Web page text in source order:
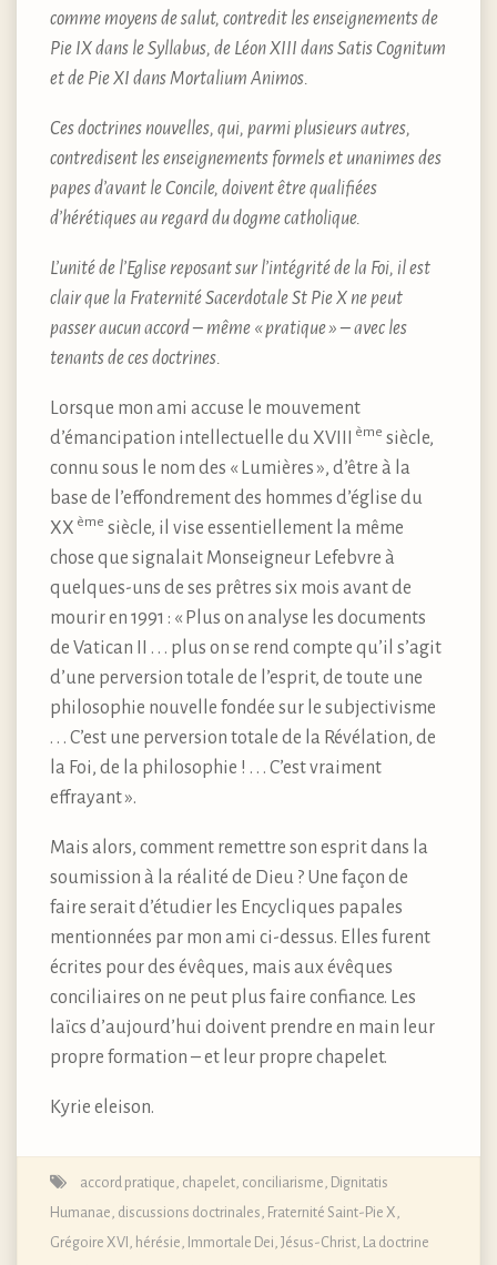
comme moyens de salut, contredit les enseignements de
Pie IX dans le Syllabus, de Léon XIII dans Satis Cognitum
et de Pie XI dans Mortalium Animos.
Ces doctrines nouvelles, qui, parmi plusieurs autres,
contredisent les enseignements formels et unanimes des
papes d’avant le Concile, doivent être qualifiées
d’hérétiques au regard du dogme catholique.
L’unité de l’Eglise reposant sur l’intégrité de la Foi, il est
clair que la Fraternité Sacerdotale St Pie X ne peut
passer aucun accord – même « pratique » – avec les
tenants de ces doctrines.
Lorsque mon ami accuse le mouvement
d’émancipation intellectuelle du XVIII
ème siècle,
connu sous le nom des « Lumières », d’être à la
base de l’effondrement des hommes d’église du
XX ème siècle, il vise essentiellement la même
chose que signalait Monseigneur Lefebvre à
quelques-uns de ses prêtres six mois avant de
mourir en 1991 : « Plus on analyse les documents
de Vatican II . . . plus on se rend compte qu’il s’agit
d’une perversion totale de l’esprit, de toute une
philosophie nouvelle fondée sur le subjectivisme
. . . C’est une perversion totale de la Révélation, de
la Foi, de la philosophie ! . . . C’est vraiment
effrayant ».
Mais alors, comment remettre son esprit dans la
soumission à la réalité de Dieu ? Une façon de
faire serait d’étudier les Encycliques papales
mentionnées par mon ami ci-dessus. Elles furent
écrites pour des évêques, mais aux évêques
conciliaires on ne peut plus faire confiance. Les
laïcs d’aujourd’hui doivent prendre en main leur
propre formation – et leur propre chapelet.
Kyrie eleison.
accord pratique chapelet conciliarisme Dignitatis
Humanae discussions doctrinales Fraternité Saint-Pie X
Grégoire XVI hérésie Immortale Dei Jésus-Christ La doctrine